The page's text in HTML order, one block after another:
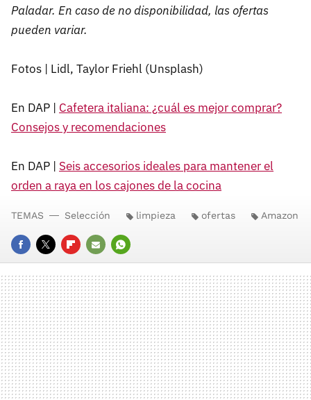
Paladar. En caso de no disponibilidad, las ofertas
pueden variar.
Fotos | Lidl, Taylor Friehl (Unsplash)
En DAP | Cafetera italiana: ¿cuál es mejor comprar?
Consejos y recomendaciones
En DAP | Seis accesorios ideales para mantener el
orden a raya en los cajones de la cocina
FACEBOOK
TWITTERFLIPBOARD
E-
MAIL
WHATSAPP
TEMAS Selección limpieza ofertas Amazon